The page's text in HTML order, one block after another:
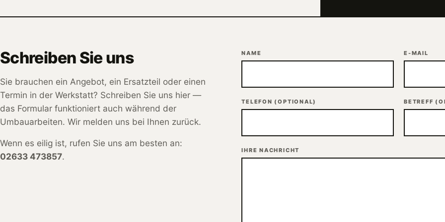
Schreiben Sie uns
Sie brauchen ein Angebot, ein Ersatzteil oder einen
Termin in der Werkstatt? Schreiben Sie uns hier —
das Formular funktioniert auch während der
Umbauarbeiten. Wir melden uns bei Ihnen zurück.
Wenn es eilig ist, rufen Sie uns am besten an:
02633 473857.
NAME E-MAIL
TELEFON (OPTIONAL) BETREFF
IHRE NACHRICHT